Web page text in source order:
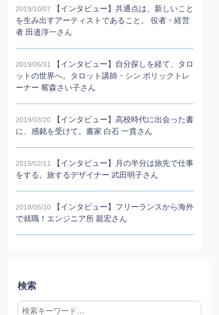
2019/10/07
【インタビュー】共通点は、新しいこと
を生み出すアーティストであること。 役者・経営
者 田邉淳一さん
2019/05/31
【インタビュー】自分探しを経て、タロ
ットの世界へ。タロット講師・シン ボリックトレ
ーナー 觜森さい子さん
2019/03/20
【インタビュー】高校時代に出会った書
に、感銘を受けて。書家 白石 一貴さん
2019/02/11
【インタビュー】月の半分は旅先で仕事
をする。旅するデザイナー 武田明子さん
2018/05/10
【インタビュー】フリーランスから海外
で就職！エンジニア所 親宏さん
検索